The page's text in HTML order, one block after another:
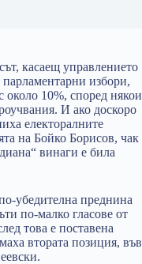
касаещ управлението
избори,
около 10%, според някои
И ако доскоро
електоралните
на Бойко Борисов, чак
винаги е била
убедителна преднина
по-малко гласове от
това е поставена
втората позиция, във